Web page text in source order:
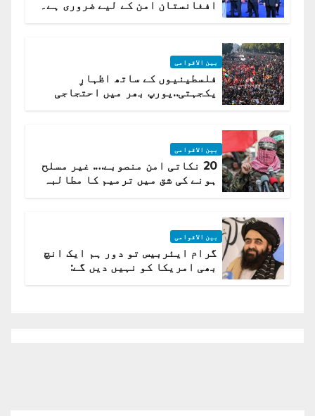
افغانستان امن کے لیے ضروری ہے۔
بین الاقوامی
فلسطینیوں کے ساتھ اظہارِ
یکجہتی..یورپ بھر میں احتجاجی
بین الاقوامی
20 نکاتی امن منصوبے…. غیر مسلح
ہونے کی شق میں ترمیم کا مطالبہ
بین الاقوامی
گرام ایئربیس تو دور ہم ایک انچ
بھی امریکا کو نہیں دیں گے: